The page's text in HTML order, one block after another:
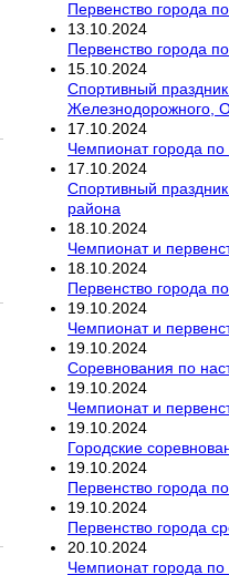
Первенство города
13 10 2024
Первенство города
15 10 2024
Спортивный
Железнодорожного,
17 10 2024
Чемпионат города по
17 10 2024
Спортивный
района
18 10 2024
Чемпионат и
18 10 2024
Первенство города
19 10 2024
Чемпионат и
19 10 2024
Соревнования по
19 10 2024
Чемпионат и
19 10 2024
Городские
19 10 2024
Первенство города
19 10 2024
Первенство города
20 10 2024
Чемпионат города по